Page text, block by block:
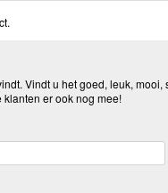
Vindt u het goed, leuk,
er ook nog mee!